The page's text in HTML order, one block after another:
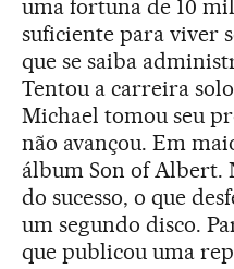
uma fortuna de 10
suficiente para viver
que se saiba
Tentou a carreira
Michael tomou seu
não avançou. Em
álbum Son of Albert.
do sucesso, o que
um segundo disco.
que publicou uma